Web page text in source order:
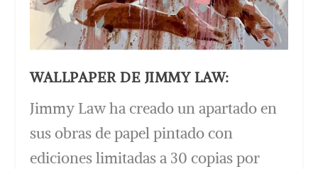
WALLPAPER DE JIMMY LAW:
Jimmy Law ha creado un apartado en
sus obras de papel pintado con
ediciones limitadas a 30 copias por